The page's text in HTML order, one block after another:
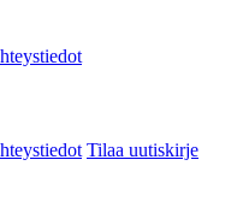
Tilaa uutiskirje